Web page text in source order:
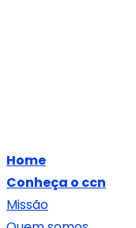
Home
Conheça o ccn
Missão